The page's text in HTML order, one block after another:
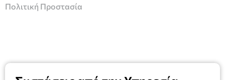
Πολιτική Προστασία